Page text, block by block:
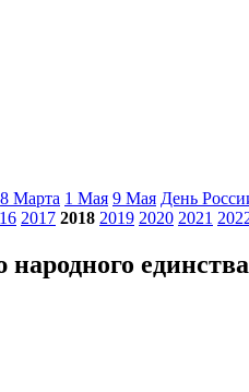
8 Марта 1 Мая 9 Мая День
2017 2018 2019 2020 2021